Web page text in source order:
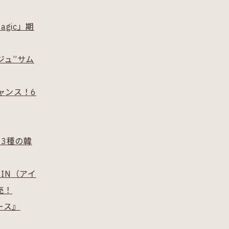
」期
ュ”サム
ンス！6
種の韓
（アイ
』